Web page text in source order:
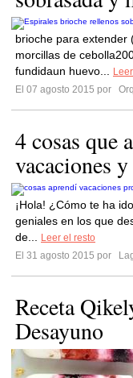
brioche para extender
morcillas de
fundidaun huevo...
El 07 agosto 2015 por
4 cosas que
vacaciones
¡Hola! ¿Cómo te ha
geniales en los que
de...
Leer el resto
El 31 agosto 2015 por
Receta
Desayuno